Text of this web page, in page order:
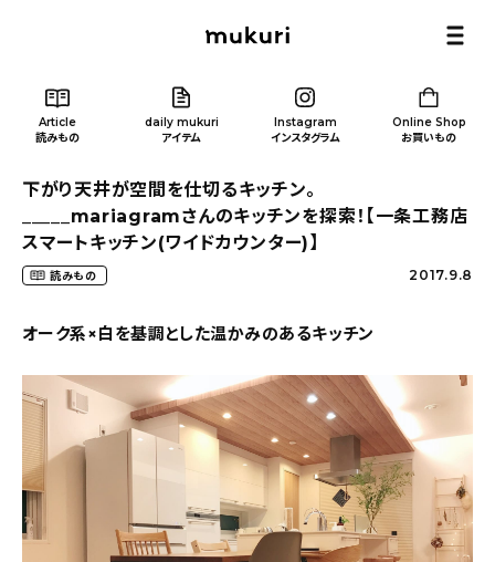
Article
読みもの
daily mukuri
アイテム
Instagram
インスタグラム
Online Shop
お買いもの
新着記事
人気の記事
おすすめの記事
下がり天井が空間を仕切るキッチン。
_____mariagramさんのキッチンを探索！【一条工務店
スマートキッチン(ワイドカウンター)】
読みもの 2017.9.8
オーク系×白を基調とした温かみのあるキッチン